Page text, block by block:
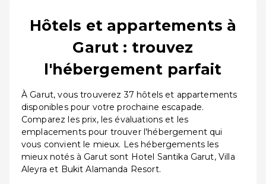
Hôtels et appartements à
Garut : trouvez
l'hébergement parfait
À Garut, vous trouverez 37 hôtels et appartements
disponibles pour votre prochaine escapade.
Comparez les prix, les évaluations et les
emplacements pour trouver l'hébergement qui
vous convient le mieux. Les hébergements les
mieux notés à Garut sont Hotel Santika Garut, Villa
Aleyra et Bukit Alamanda Resort.